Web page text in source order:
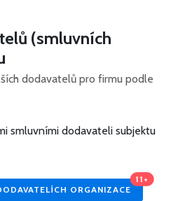
(smluvních
dodavatelů pro firmu podle
smluvními dodavateli subjektu
ORGANIZACE
11+